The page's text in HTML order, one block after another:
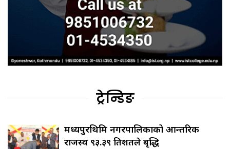
ट्रेन्डिङ
मध्यपुरथिमि नगरपालिकाको आन्तरिक
राजस्व ९३.३९ प्रतिशतले बृद्धि